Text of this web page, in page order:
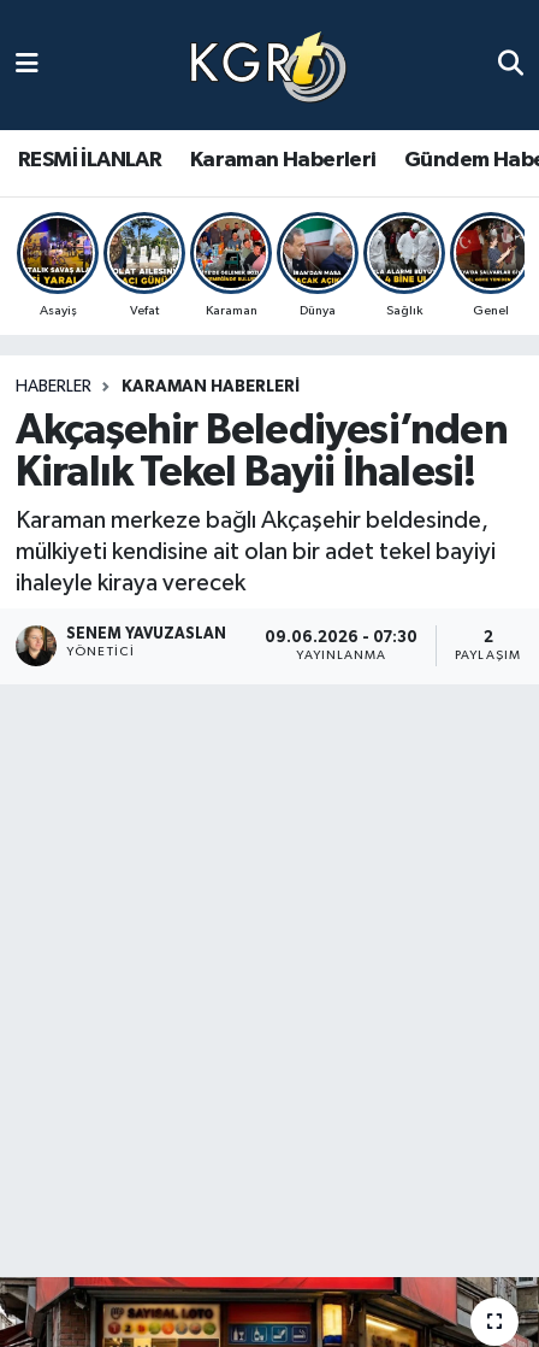
RESMİ İLANLAR Karaman Haberleri Gündem
Asayiş Vefat Karaman Dünya Sağlık Genel
HABERLER KARAMAN HABERLERI
Akçaşehir Belediyesi’nden
Kiralık Tekel Bayii İhalesi!
Karaman merkeze bağlı Akçaşehir beldesinde,
mülkiyeti kendisine ait olan bir adet tekel bayiyi
ihaleyle kiraya verecek
SENEM YAVUZASLAN
YÖNETICI
09.06.2026 - 07:30
YAYINLANMA
2
PAYLAŞIM
Gündem Haberleri
Güncel Haberler
Spor Haberleri
Ulusal Haberler
Vefat Edenler